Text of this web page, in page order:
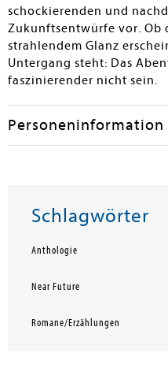
schockierenden und
Zukunftsentwürfe vor. Ob
strahlendem Glanz
Untergang steht: Das
faszinierender nicht sein.
Personeninformation
Schlagwörter
Anthologie
Near Future
Romane/Erzählungen